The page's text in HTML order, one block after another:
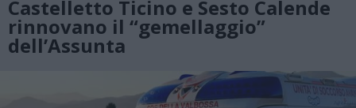
Castelletto Ticino e Sesto Calende
rinnovano il “gemellaggio”
dell’Assunta